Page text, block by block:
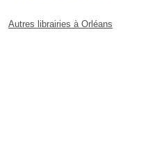
Autres librairies à Orléans